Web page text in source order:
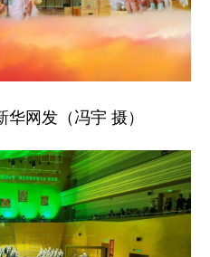
湖北
青海 宁夏
黑龙江
网发（冯宇 摄）